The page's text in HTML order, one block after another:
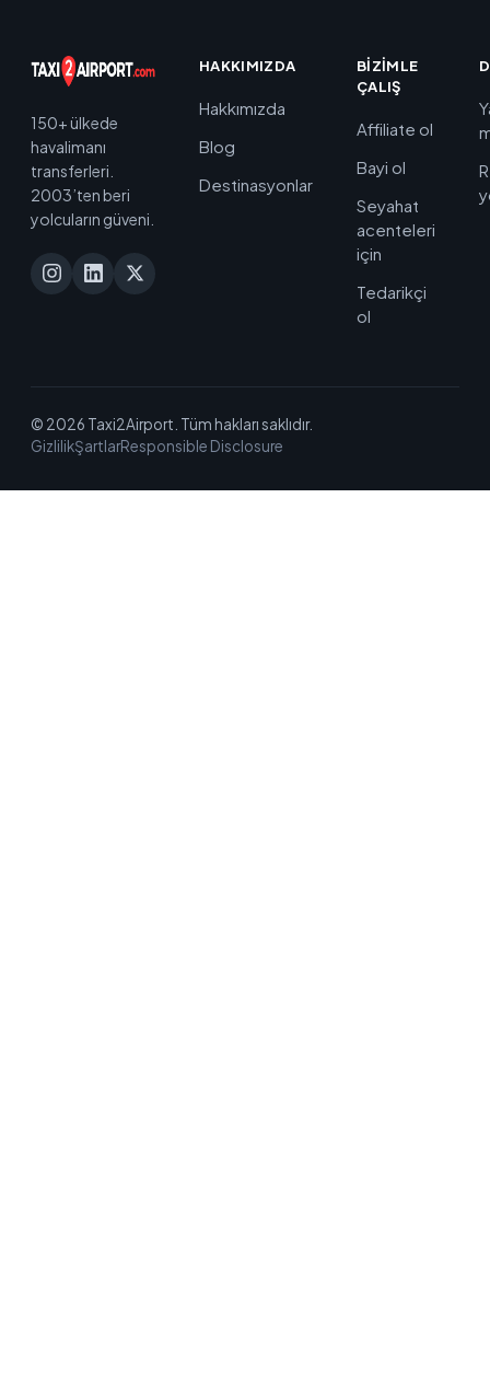
150+ ülkede
havalimanı
transferleri.
2003’ten beri
yolcuların güveni.
HAKKIMIZDA
Hakkımızda
Blog
Destinasyonlar
BIZIMLE
ÇALIŞ
Affiliate ol
Bayi ol
Seyahat
acenteleri
için
Tedarikçi
ol
© 2026 Taxi2Airport. Tüm hakları saklıdır.
GizlilikŞartlarResponsible Disclosure